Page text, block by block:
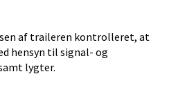
af traileren kontrolleret, at
hensyn til signal- og
lygter.